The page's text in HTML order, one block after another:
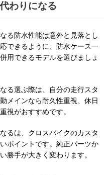
わりになる
る防水性能は意外と見落とし
できるように、防水ケース一
用できるモデルを選びましょ
る選ぶ際は、自分の走行スタ
メインなら耐久性重視、休日
視がおすすめです。
るは、クロスバイクのカスタ
ポイントです。純正パーツか
勝手が大きく変わります。